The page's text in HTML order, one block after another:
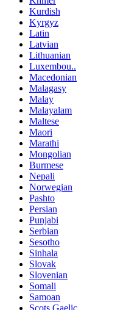
Kurdish
Kyrgyz
Latin
Latvian
Lithuanian
Luxembou..
Macedonian
Malagasy
Malay
Malayalam
Maltese
Maori
Marathi
Mongolian
Burmese
Nepali
Norwegian
Pashto
Persian
Punjabi
Serbian
Sesotho
Sinhala
Slovak
Slovenian
Somali
Samoan